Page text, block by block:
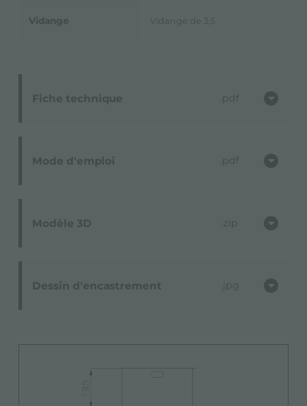
Fiche technique pdf
Mode d'emploi pdf
Modèle 3D zip
Dessin d'encastrement jpg
Vidange Vidange de 3,5